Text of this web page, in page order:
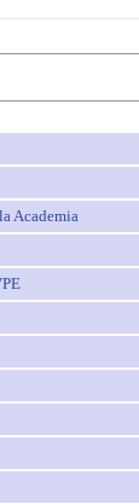
-
Academia